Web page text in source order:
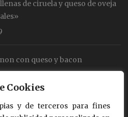
Cookies
y de terceros para fines
de ciruela y queso de oveja
con queso y bacon
y queso